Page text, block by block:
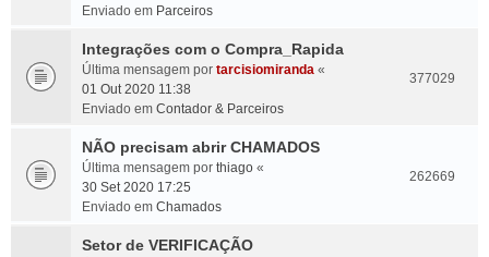
Enviado em Parceiros
Integrações com o Compra_Rapida
Última mensagem por tarcisiomiranda «
01 Out 2020 11:38
Enviado em Contador & Parceiros
377029
NÃO precisam abrir CHAMADOS
Última mensagem por thiago «
30 Set 2020 17:25
Enviado em Chamados
262669
Setor de VERIFICAÇÃO